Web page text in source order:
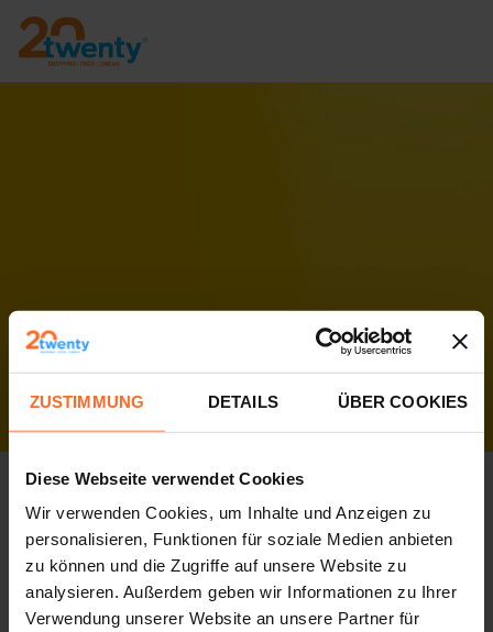
ZUSTIMMUNG DETAILS ÜBER COOKIES
Diese Webseite verwendet Cookies
Wir verwenden Cookies, um Inhalte und Anzeigen zu
personalisieren, Funktionen für soziale Medien anbieten
zu können und die Zugriffe auf unsere Website zu
analysieren. Außerdem geben wir Informationen zu Ihrer
Verwendung unserer Website an unsere Partner für
Pfingstmontag und 2. Juni
Wir sind zu folgenden Zeiten geöffnet:
GESCHÄFTE 10:00 - 19:30
EUROSPAR 09:00 - 19:30
BARS 09:00 - 19:30